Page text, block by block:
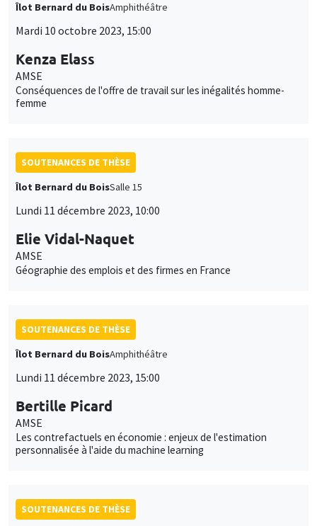
Îlot Bernard du BoisAmphithéâtre
Mardi 10 octobre 2023, 15:00
Kenza Elass
AMSE
Conséquences de l'offre de travail sur les inégalités homme-
femme
SOUTENANCES DE THÈSE
Îlot Bernard du BoisSalle 15
Lundi 11 décembre 2023, 10:00
Elie Vidal-Naquet
AMSE
Géographie des emplois et des firmes en France
SOUTENANCES DE THÈSE
Îlot Bernard du BoisAmphithéâtre
Lundi 11 décembre 2023, 15:00
Bertille Picard
AMSE
Les contrefactuels en économie : enjeux de l'estimation
personnalisée à l'aide du machine learning
SOUTENANCES DE THÈSE